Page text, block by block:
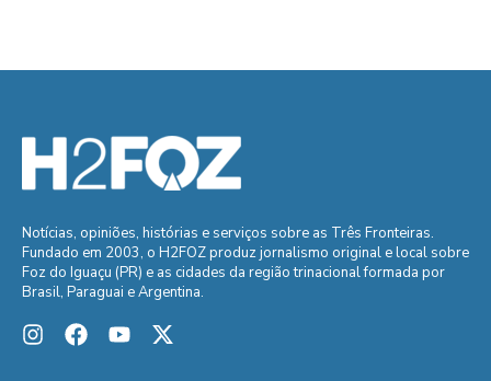
Notícias, opiniões, histórias e serviços sobre as Três Fronteiras.
Fundado em 2003, o H2FOZ produz jornalismo original e local sobre
Foz do Iguaçu (PR) e as cidades da região trinacional formada por
Brasil, Paraguai e Argentina.